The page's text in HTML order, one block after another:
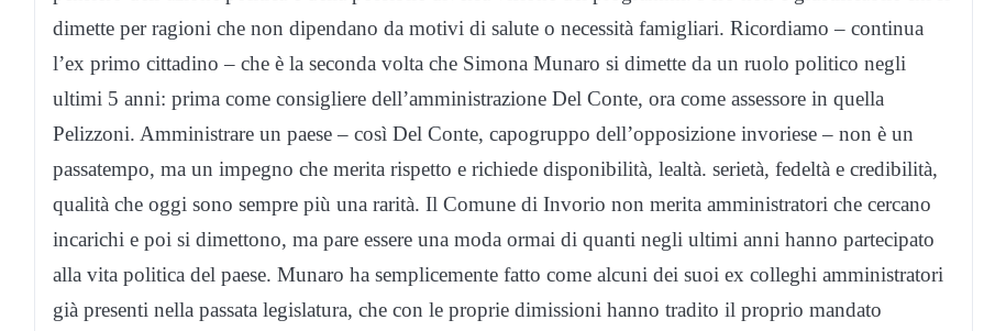
dimette per ragioni che non dipendano da motivi di salute o necessità famigliari. Ricordiamo – continua
l’ex primo cittadino – che è la seconda volta che Simona Munaro si dimette da un ruolo politico negli
ultimi 5 anni: prima come consigliere dell’amministrazione Del Conte, ora come assessore in quella
Pelizzoni. Amministrare un paese – così Del Conte, capogruppo dell’opposizione invoriese – non è un
passatempo, ma un impegno che merita rispetto e richiede disponibilità, lealtà. serietà, fedeltà e credibilità,
qualità che oggi sono sempre più una rarità. Il Comune di Invorio non merita amministratori che cercano
incarichi e poi si dimettono, ma pare essere una moda ormai di quanti negli ultimi anni hanno partecipato
alla vita politica del paese. Munaro ha semplicemente fatto come alcuni dei suoi ex colleghi amministratori
già presenti nella passata legislatura, che con le proprie dimissioni hanno tradito il proprio mandato